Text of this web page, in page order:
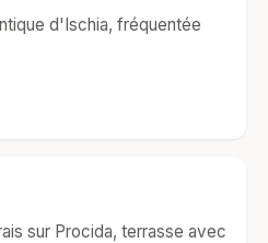
d'Ischia, fréquentée
sur Procida, terrasse avec